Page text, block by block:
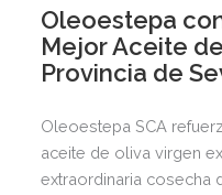
Oleoestepa
Mejor Aceite
Provincia de
Oleoestepa SCA
aceite de oliva virgen
extraordinaria cosecha